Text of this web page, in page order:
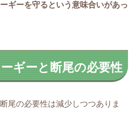
ギーを守るという意味合いがあっ
ギーと断尾の必要性
尾の必要性は減少しつつありま